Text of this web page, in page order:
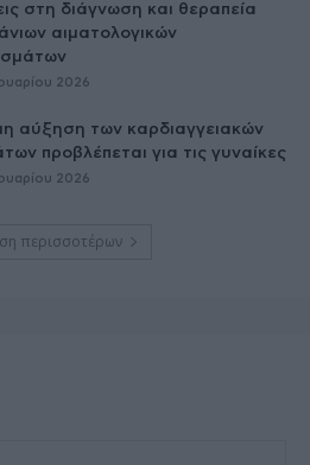
στη διάγνωση και θεραπεία
αιματολογικών
2026
αύξηση των καρδιαγγειακών
προβλέπεται για τις γυναίκες
2026
περισσοτέρων